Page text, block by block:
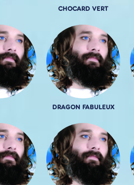
CHOCARD VERT
DRAGON FABULEUX